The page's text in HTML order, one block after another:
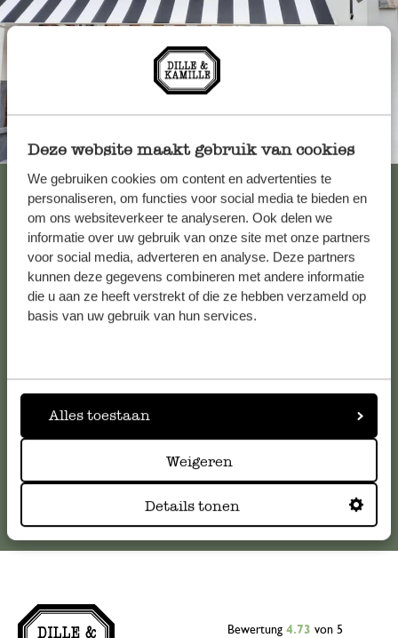
Deze website maakt gebruik van cookies
We gebruiken cookies om content en advertenties te
personaliseren, om functies voor social media te bieden en
om ons websiteverkeer te analyseren. Ook delen we
informatie over uw gebruik van onze site met onze partners
voor social media, adverteren en analyse. Deze partners
kunnen deze gegevens combineren met andere informatie
die u aan ze heeft verstrekt of die ze hebben verzameld op
basis van uw gebruik van hun services.
Alles toestaan
Weigeren
Details tonen
Immer in der Nähe
Alle 62 Geschäfte anzeigen
Kundenservice/Hilfe
Falls Sie Fragen haben oder Tipps und Hilfe brauchen, wenden
Bewertung 4.73 von 5